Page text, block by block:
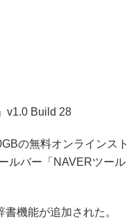
v1.0 Build 28
の無料オンラインスト
ルバー「NAVERツール
機能が追加された。